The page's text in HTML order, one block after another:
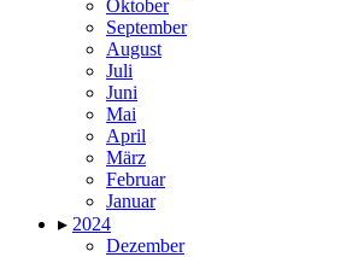
Oktober
September
August
Juli
Juni
Mai
April
März
Februar
Januar
▸ 2024
Dezember